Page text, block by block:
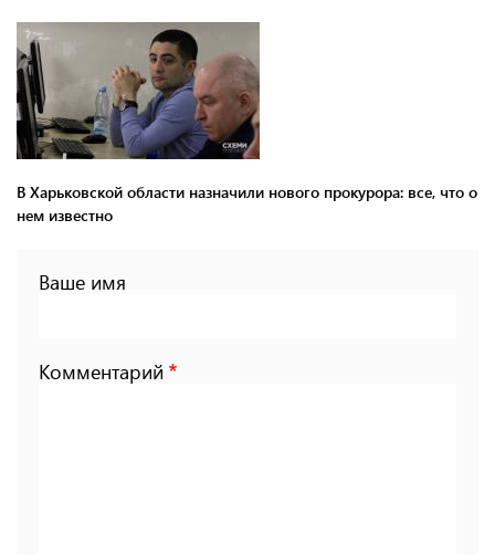
В Харьковской области назначили нового прокурора: все, что о
нем известно
Ваше имя
Комментарий